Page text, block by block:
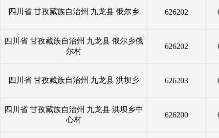
四川省 甘孜藏族自治州 九龙县 俄尔乡 626202
四川省 甘孜藏族自治州 九龙县 俄尔乡俄
尔村
626202
四川省 甘孜藏族自治州 九龙县 洪坝乡 626203
四川省 甘孜藏族自治州 九龙县 洪坝乡中
心村
626200